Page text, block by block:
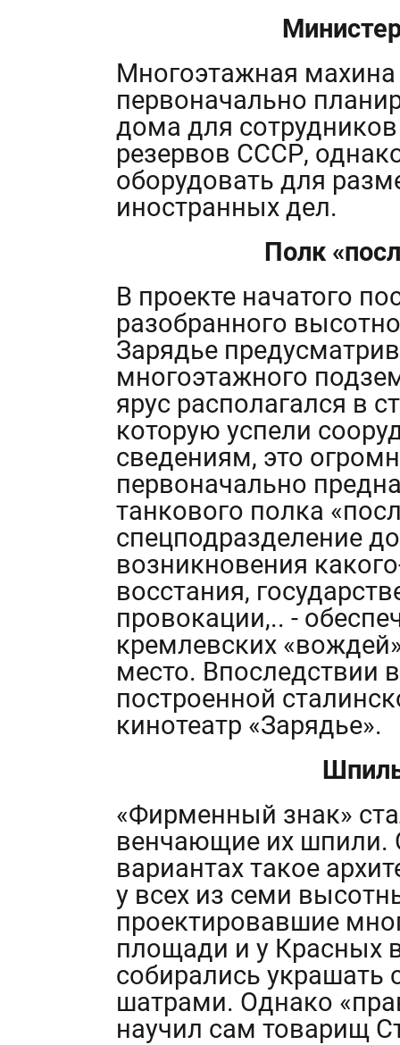
Многоэтажная
первоначально
дома для
резервов СССР,
оборудовать для
иностранных дел.
Полк
В проекте начатого
разобранного
Зарядье
многоэтажного
ярус располагался в
которую успели
сведениям, это
первоначально
танкового полка
спецподразделение
возникновения
восстания,
провокации,.. -
кремлевских
место. Впоследствии
построенной
кинотеатр «Зарядье».
«Фирменный знак»
венчающие их шпили.
вариантах такое
у всех из семи
проектировавшие
площади и у Красных
собирались украшать
шатрами. Однако
научил сам товарищ